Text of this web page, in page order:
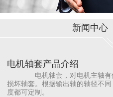
新闻中心
电机轴套产品介绍
电机轴套，对电机主轴有
损坏轴套。根据输出轴的轴径不
度都可定制。